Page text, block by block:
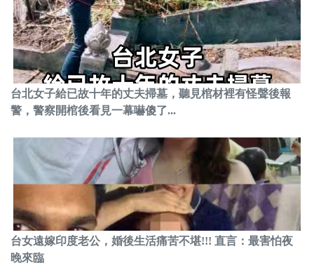
台北女子給已故十年的丈夫掃墓，聽見棺材裡有怪聲後報
警，警察開棺後看見一幕嚇傻了...
台女遠嫁印度老公，婚後生活痛苦不堪!!! 直言：最害怕夜
晚來臨